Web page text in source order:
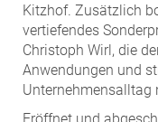
Kitzhof. Zusätzlich
vertiefendes
Christoph Wirl, die
Anwendungen und
Unternehmensalltag
Eröffnet und